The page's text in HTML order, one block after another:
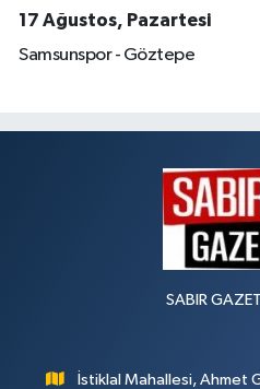
17 Ağustos, Pazartesi
Samsunspor - Göztepe
SABIR
İstiklal Mahallesi, Ahmet